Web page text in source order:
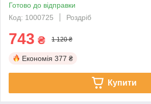
Готово до відправки
Код: 1000725
Роздріб
743 ₴ 1 120 ₴
Економія 377 ₴
Купити